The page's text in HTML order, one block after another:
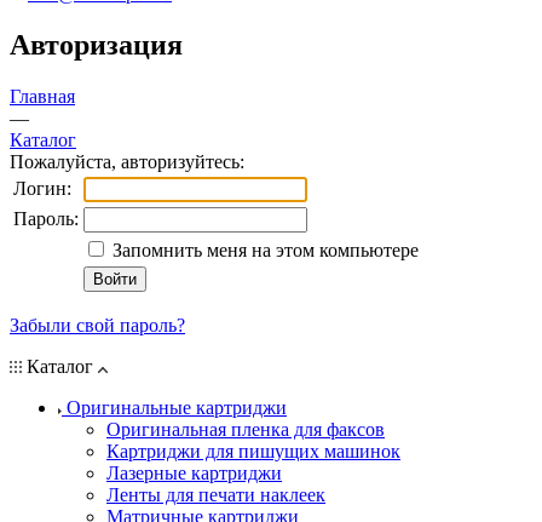
Авторизация
Главная
—
Каталог
Пожалуйста, авторизуйтесь:
Логин:
Пароль:
Запомнить меня на этом компьютере
Забыли свой пароль?
Каталог
Оригинальные картриджи
Оригинальная пленка для факсов
Картриджи для пишущих машинок
Лазерные картриджи
Ленты для печати наклеек
Матричные картриджи